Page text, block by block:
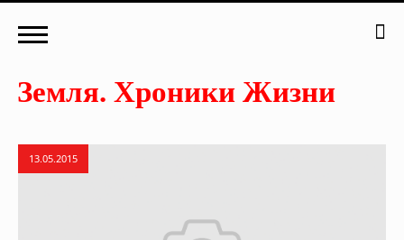
13.05.2015